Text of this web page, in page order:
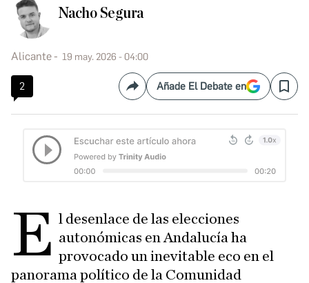
Nacho Segura
Alicante 19 may. 2026 - 04:00
2 CompartirAñade El Debate en Save
E l desenlace de las elecciones
autonómicas en Andalucía ha
provocado un inevitable eco en el
panorama político de la Comunidad